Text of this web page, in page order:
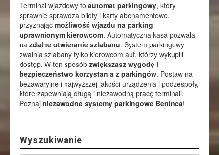
Terminal wjazdowy to automat parkingowy, który
sprawnie sprawdza bilety i karty abonamentowe,
przyznając możliwość wjazdu na parking
uprawnionym kierowcom. Automatyczna kasa pozwala
na zdalne otwieranie szlabanu. System parkingowy
zwalnia szlabany tylko kierowcom aut, którzy wykupili
dostęp. W ten sposób zwiększasz wygodę i
bezpieczeństwo korzystania z parkingów. Postaw na
bezawaryjne i najwyższej jakości urządzenia i podzespoły,
które zapewniają długą i niezawodną pracę terminali.
Poznaj niezawodne systemy parkingowe Beninca!
Wyszukiwanie